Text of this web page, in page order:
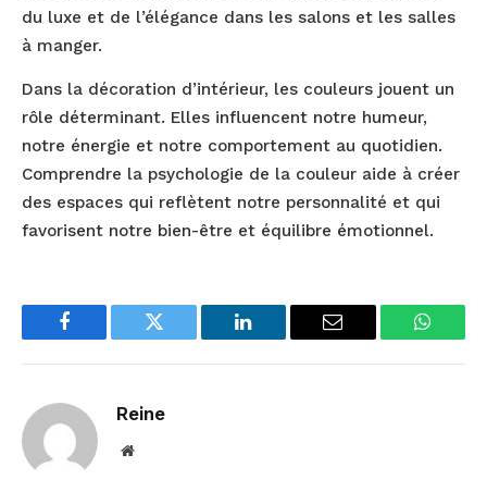
du luxe et de l’élégance dans les salons et les salles
à manger.
Dans la décoration d’intérieur, les couleurs jouent un
rôle déterminant. Elles influencent notre humeur,
notre énergie et notre comportement au quotidien.
Comprendre la psychologie de la couleur aide à créer
des espaces qui reflètent notre personnalité et qui
favorisent notre bien-être et équilibre émotionnel.
Facebook Twitter LinkedIn Email
Reine
Website